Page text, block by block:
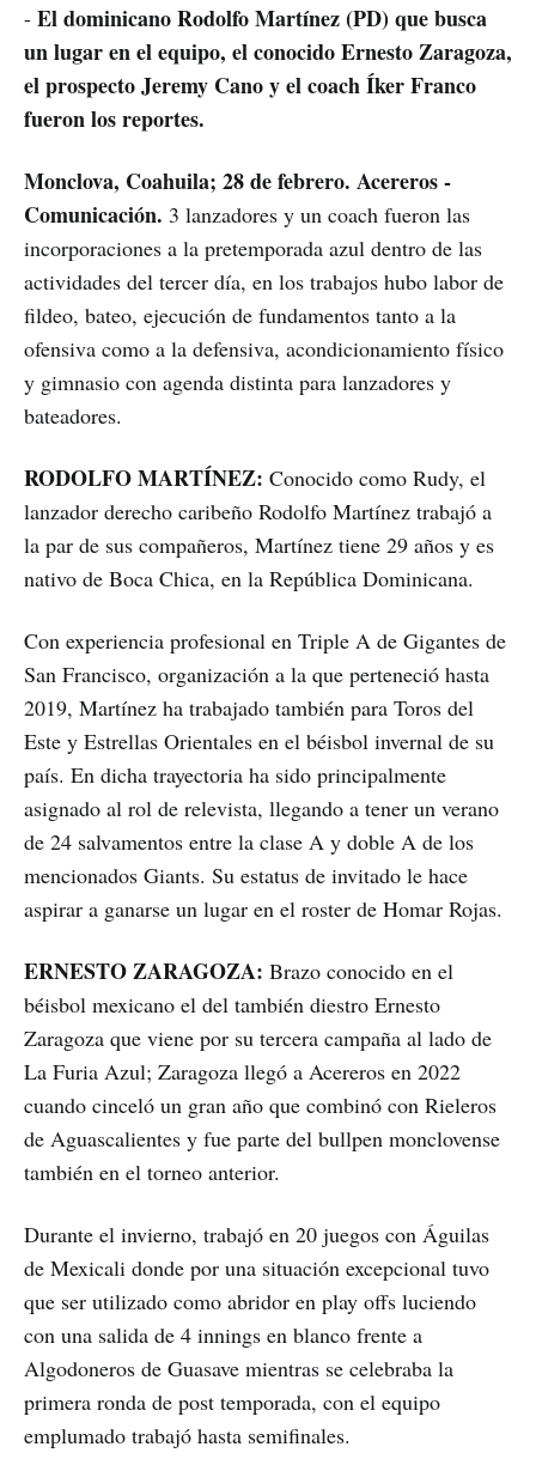
- El dominicano Rodolfo Martínez (PD) que busca
un lugar en el equipo, el conocido Ernesto Zaragoza,
el prospecto Jeremy Cano y el coach Íker Franco
fueron los reportes.
Monclova, Coahuila; 28 de febrero. Acereros -
Comunicación. 3 lanzadores y un coach fueron las
incorporaciones a la pretemporada azul dentro de las
actividades del tercer día, en los trabajos hubo labor de
fildeo, bateo, ejecución de fundamentos tanto a la
ofensiva como a la defensiva, acondicionamiento físico
y gimnasio con agenda distinta para lanzadores y
bateadores.
RODOLFO MARTÍNEZ: Conocido como Rudy, el
lanzador derecho caribeño Rodolfo Martínez trabajó a
la par de sus compañeros, Martínez tiene 29 años y es
nativo de Boca Chica, en la República Dominicana.
Con experiencia profesional en Triple A de Gigantes de
San Francisco, organización a la que perteneció hasta
2019, Martínez ha trabajado también para Toros del
Este y Estrellas Orientales en el béisbol invernal de su
país. En dicha trayectoria ha sido principalmente
asignado al rol de relevista, llegando a tener un verano
de 24 salvamentos entre la clase A y doble A de los
mencionados Giants. Su estatus de invitado le hace
aspirar a ganarse un lugar en el roster de Homar Rojas.
ERNESTO ZARAGOZA: Brazo conocido en el
béisbol mexicano el del también diestro Ernesto
Zaragoza que viene por su tercera campaña al lado de
La Furia Azul; Zaragoza llegó a Acereros en 2022
cuando cinceló un gran año que combinó con Rieleros
de Aguascalientes y fue parte del bullpen monclovense
también en el torneo anterior.
Durante el invierno, trabajó en 20 juegos con Águilas
de Mexicali donde por una situación excepcional tuvo
que ser utilizado como abridor en play offs luciendo
con una salida de 4 innings en blanco frente a
Algodoneros de Guasave mientras se celebraba la
primera ronda de post temporada, con el equipo
emplumado trabajó hasta semifinales.